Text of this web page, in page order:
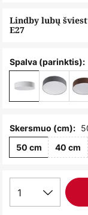
the
images
Lindby lubų
E27
Spalva (parinktis):
Skersmuo (cm):
50 cm 40 cm
1